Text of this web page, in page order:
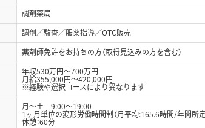
調剤薬局
調剤／監査／服薬指導／OTC販売
薬剤師免許をお持ちの方（取得見込みの方を含む）
年収530万円～700万円
月給355,000円～420,000円
※経験や選択コースにより異なります
月～土 9:00～19:00
1ヶ月単位の変形労働時間制（月平均:165.6時間/年間所
休憩：60分